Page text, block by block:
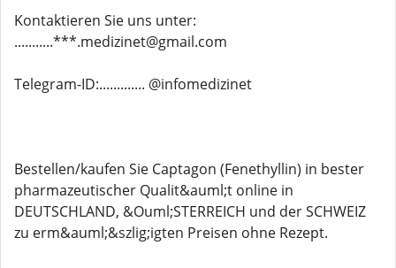
Kontaktieren Sie uns unter:
...........***.medizinet@gmail.com
Telegram-ID:............. @infomedizinet
Bestellen/kaufen Sie Captagon (Fenethyllin) in bester
pharmazeutischer Qualit&auml;t online in
DEUTSCHLAND, &Ouml;STERREICH und der SCHWEIZ
zu erm&auml;&szlig;igten Preisen ohne Rezept.